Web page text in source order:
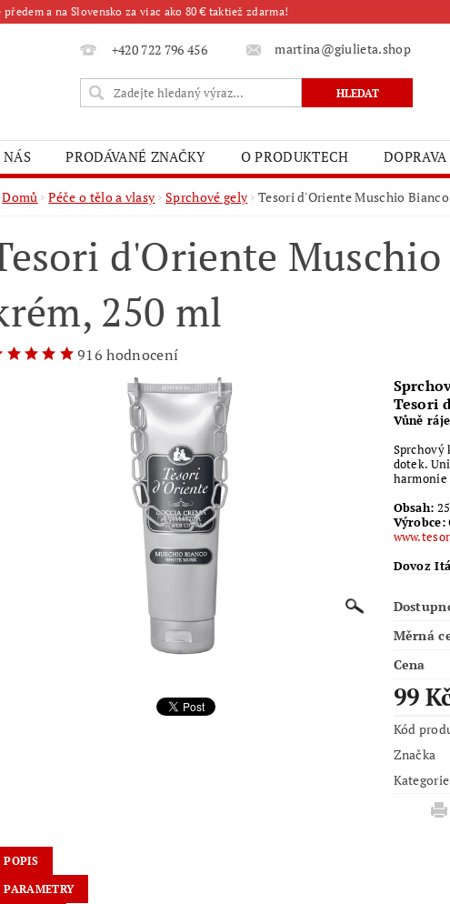
a na Slovensko za viac ako 80 € taktiež zdarma!
+420 722 796 456 martina@giulieta.shop
PRODÁVANÉ ZNAČKY O PRODUKTECH DOPRAVA
Domů Péče o tělo a vlasy Sprchové gely Tesori d'Oriente Muschio
d'Oriente
250 ml
916 hodnocení
Tesori
Vůně ráje
Sprchový
dotek.
harmonie
Obsah:
Výrobce:
Dovoz
Měrná
Cena
99
Kód
Značka
Kategorie
POPIS
PARAMETRY